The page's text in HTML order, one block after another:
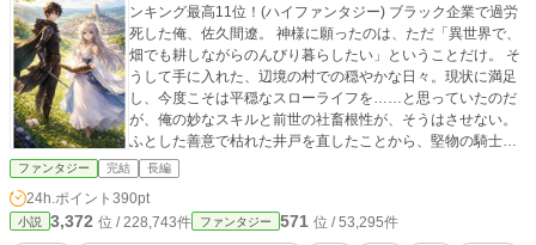
ンキング最高11位！(ハイファンタジー) ブラック企業で過労
死した俺、佐久間遼。 神様に願ったのは、ただ「異世界で、
畑でも耕しながらのんびり暮らしたい」ということだけ。 そ
うして手に入れた、辺境の村での穏やかな日々。現状に満足
し、今度こそは平穏なスローライフを……と思っていたのだ
が、俺の妙なスキルと前世の社畜根性が、そうはさせない。
ふとした善意で枯れた井戸を直したことから、堅物の騎士団
長やら、過保護な女神やらに目をつけられることになる。 早
く穏やかに暮らしたい。 俺は今日も、規格外に育った野菜を
手に、皆の姿を眺めている。 【毎日18:00更新】 ※表紙画像
はAIを使用しています
ファンタジー 完結 長編
24h.ポイント 390pt
小説 3,372 位 / 228,743件 ファンタジー 571 位 / 53,295件